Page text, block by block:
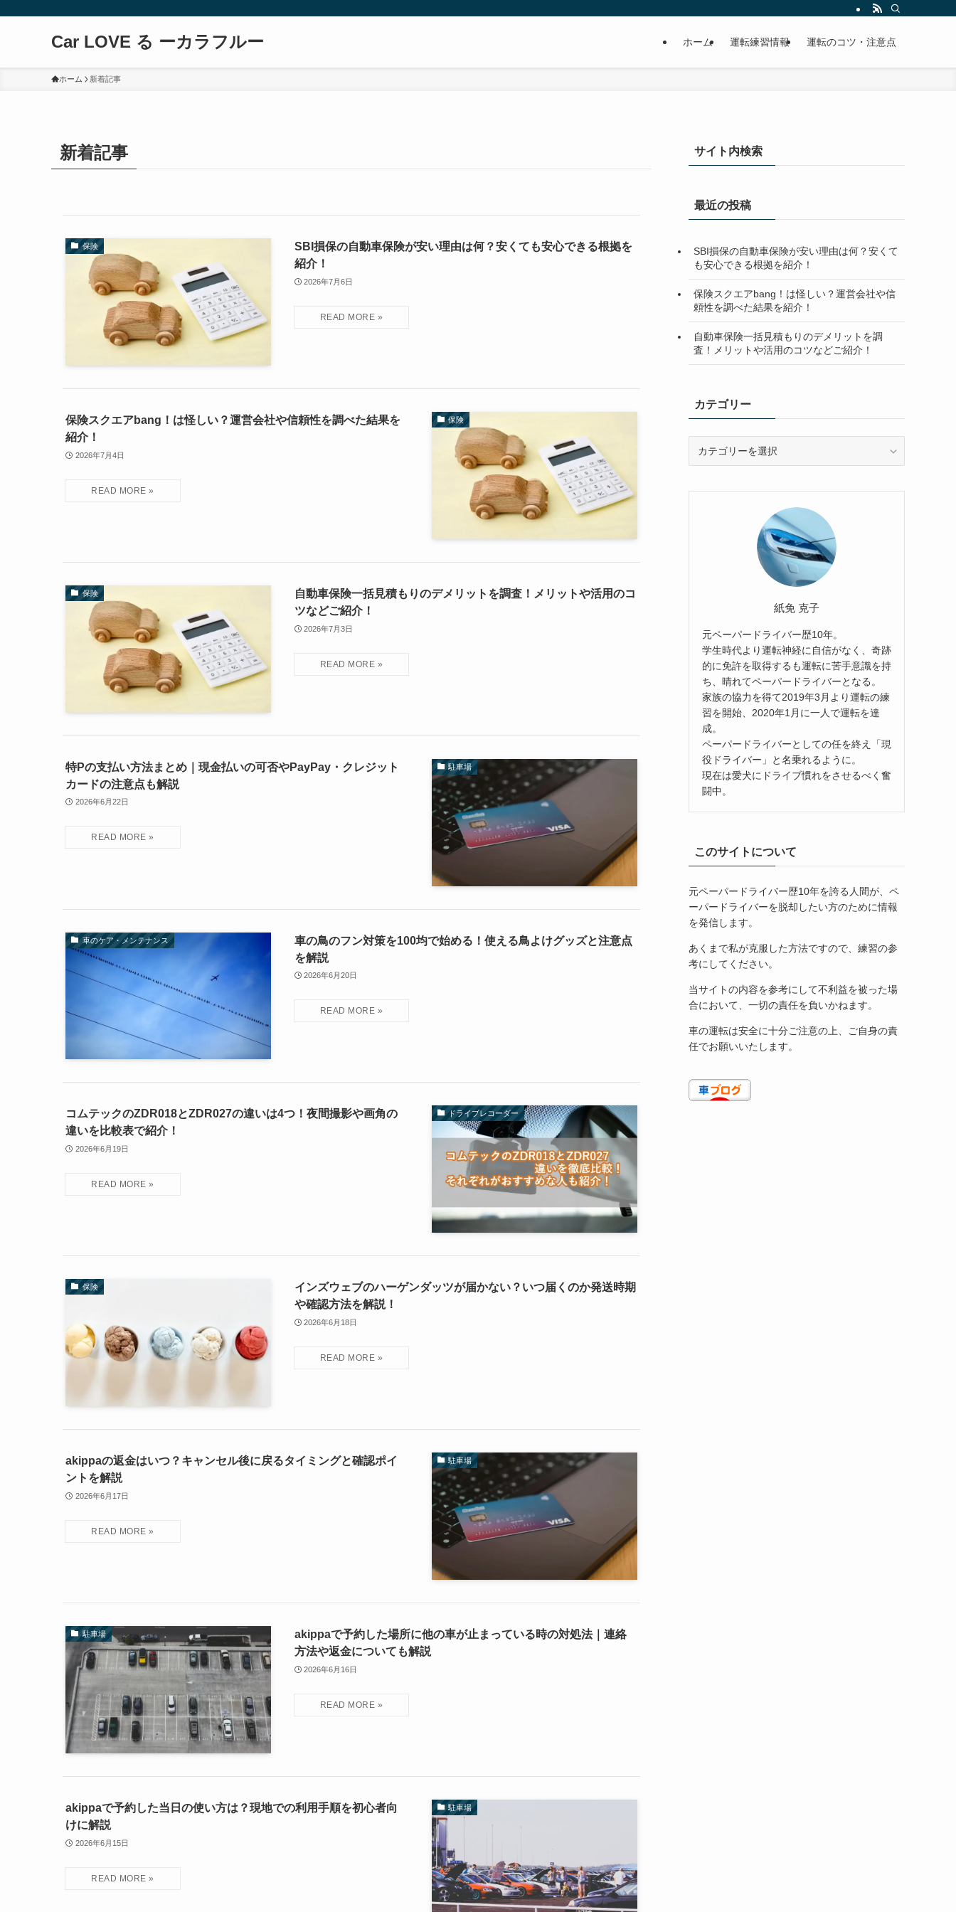
Car LOVE る ーカラフルー ホーム 運転練習情報 運転のコツ・注意点
ホーム 新着記事
新着記事
保険
SBI損保の自動車保険が安い理由は何？安くても安心できる根拠を
紹介！
2026年7月6日
保険
保険スクエアbang！は怪しい？運営会社や信頼性を調べた結果を
紹介！
2026年7月4日
保険
自動車保険一括見積もりのデメリットを調査！メリットや活用のコ
ツなどご紹介！
2026年7月3日
駐車場
特Pの支払い方法まとめ｜現金払いの可否やPayPay・クレジット
カードの注意点も解説
2026年6月22日
車のケア・メンテナンス
車の鳥のフン対策を100均で始める！使える鳥よけグッズと注意点
を解説
2026年6月20日
ドライブレコーダー
コムテックのZDR018とZDR027の違いは4つ！夜間撮影や画角の
違いを比較表で紹介！
2026年6月19日
保険
インズウェブのハーゲンダッツが届かない？いつ届くのか発送時期
や確認方法を解説！
2026年6月18日
駐車場
akippaの返金はいつ？キャンセル後に戻るタイミングと確認ポイ
ントを解説
2026年6月17日
駐車場
akippaで予約した場所に他の車が止まっている時の対処法｜連絡
方法や返金についても解説
2026年6月16日
駐車場
akippaで予約した当日の使い方は？現地での利用手順を初心者向
けに解説
2026年6月15日
サイト内検索
最近の投稿
SBI損保の自動車保険が安い理由は何？安くて
も安心できる根拠を紹介！
保険スクエアbang！は怪しい？運営会社や信
頼性を調べた結果を紹介！
自動車保険一括見積もりのデメリットを調
査！メリットや活用のコツなどご紹介！
カテゴリー
リ
紙免 克子
元ペーパードライバー歴10年。
学生時代より運転神経に自信がなく、奇跡
的に免許を取得するも運転に苦手意識を持
ち、晴れてペーパードライバーとなる。
家族の協力を得て2019年3月より運転の練
習を開始、2020年1月に一人で運転を達
成。
ペーパードライバーとしての任を終え「現
役ドライバー」と名乗れるように。
現在は愛犬にドライブ慣れをさせるべく奮
闘中。
このサイトについて
元ペーパードライバー歴10年を誇る人間が、ペ
ーパードライバーを脱却したい方のために情報
を発信します。
あくまで私が克服した方法ですので、練習の参
考にしてください。
当サイトの内容を参考にして不利益を被った場
合において、一切の責任を負いかねます。
車の運転は安全に十分ご注意の上、ご自身の責
任でお願いいたします。